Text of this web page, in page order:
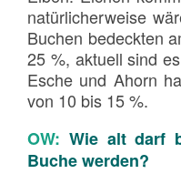
natürlicherweise
Buchen bedeckten
25 %, aktuell sind
Esche und Ahorn
von 10 bis 15 %.
OW: Wie alt darf
Buche werden?